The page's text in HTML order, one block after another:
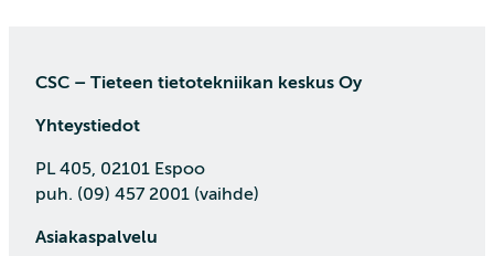
CSC – Tieteen tietotekniikan keskus Oy
Yhteystiedot
PL 405, 02101 Espoo
puh. (09) 457 2001 (vaihde)
Asiakaspalvelu